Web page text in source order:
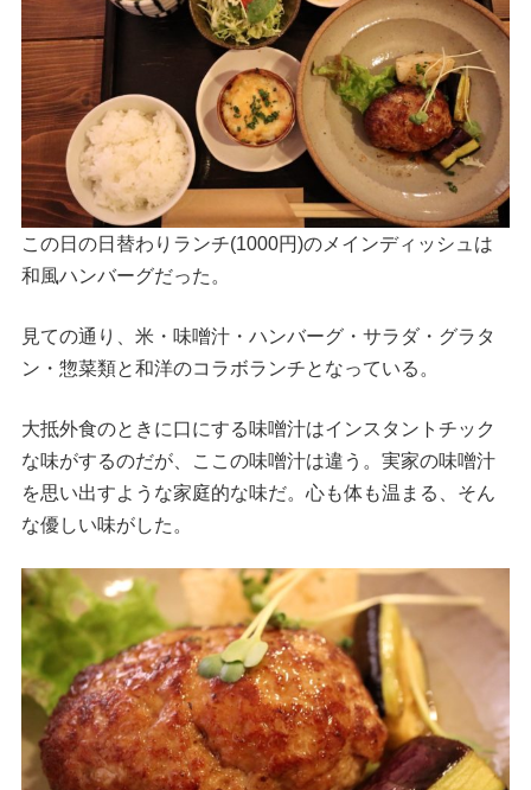
この日の日替わりランチ(1000円)のメインディッシュは
和風ハンバーグだった。
見ての通り、米・味噌汁・ハンバーグ・サラダ・グラタ
ン・惣菜類と和洋のコラボランチとなっている。
大抵外食のときに口にする味噌汁はインスタントチック
な味がするのだが、ここの味噌汁は違う。実家の味噌汁
を思い出すような家庭的な味だ。心も体も温まる、そん
な優しい味がした。